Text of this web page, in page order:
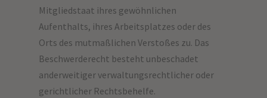
Mitgliedstaat ihres gewöhnlichen
Aufenthalts, ihres Arbeitsplatzes oder des
Orts des mutmaßlichen Verstoßes zu. Das
Beschwerderecht besteht unbeschadet
anderweitiger verwaltungsrechtlicher oder
gerichtlicher Rechtsbehelfe.